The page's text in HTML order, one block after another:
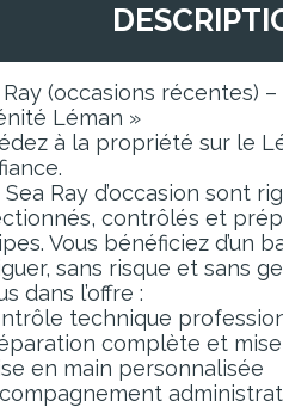
Ray (occasions récentes)
Léman »
à la propriété sur le
Sea Ray d’occasion sont
contrôlés et
Vous bénéficiez d’un
sans risque et sans
dans l’offre :
technique
complète et mise
en main personnalisée